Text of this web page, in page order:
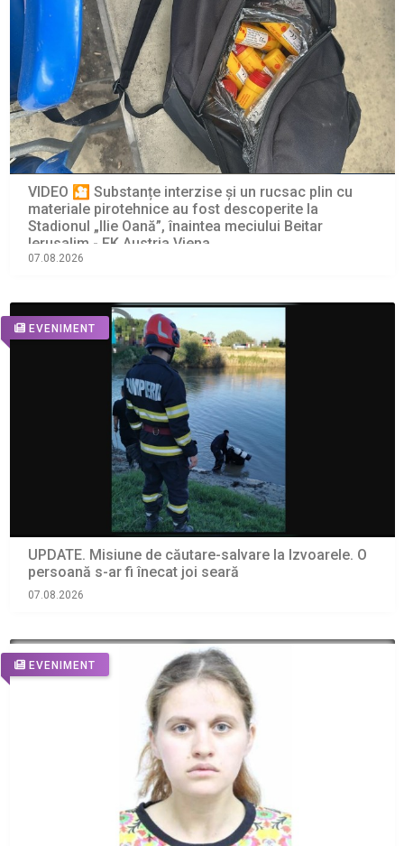
VIDEO 🎦 Substanțe interzise și un rucsac plin cu
materiale pirotehnice au fost descoperite la
Stadionul „Ilie Oană”, înaintea meciului Beitar
Ierusalim - FK Austria Viena
07.08.2026
EVENIMENT
UPDATE. Misiune de căutare-salvare la Izvoarele. O
persoană s-ar fi înecat joi seară
07.08.2026
EVENIMENT